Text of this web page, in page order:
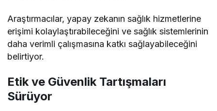
Araştırmacılar, yapay zekanın sağlık hizmetlerine
erişimi kolaylaştırabileceğini ve sağlık sistemlerinin
daha verimli çalışmasına katkı sağlayabileceğini
belirtiyor.
Etik ve Güvenlik Tartışmaları
Sürüyor